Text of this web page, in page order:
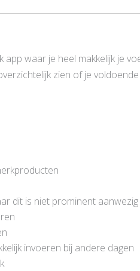
app waar je heel makkelijk je
zien of je
dit is niet prominent aanwezig
invoeren bij andere dagen